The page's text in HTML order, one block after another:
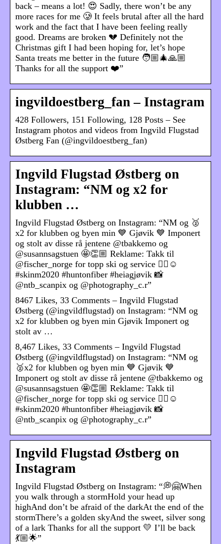
back – means a lot! 😍 Sadly, there won’t be any
more races for me 🥲 It feels brutal after all the hard
work and the fact that I have been feeling really
good. Dreams are broken 💔 Definitely not the
Christmas gift I had been hoping for, let’s hope
Santa treats me better in the future 🧑🏼‍🎄🙏🏼
Thanks for all the support ❤️”
ingvildoestberg_fan – Instagram
428 Followers, 151 Following, 128 Posts – See
Instagram photos and videos from Ingvild Flugstad
Østberg Fan (@ingvildoestberg_fan)
Ingvild Flugstad Østberg on
Instagram: “NM og x2 for
klubben …
Ingvild Flugstad Østberg on Instagram: “NM og 🥈
x2 for klubben og byen min 💙 Gjøvik 💙 Imponert
og stolt av disse rå jentene @tbakkemo og
@susannsagstuen 🤩👏🏼 Reklame: Takk til
@fischer_norge for topp ski og service 👌🏼☺️
#skinm2020 #huntonfiber #heiagjøvik 📸
@ntb_scanpix og @photography_c.r”
8467 Likes, 33 Comments – Ingvild Flugstad
Østberg (@ingvildflugstad) on Instagram: “NM og
x2 for klubben og byen min Gjøvik Imponert og
stolt av …
8,467 Likes, 33 Comments – Ingvild Flugstad
Østberg (@ingvildflugstad) on Instagram: “NM og
🥈x2 for klubben og byen min 💙 Gjøvik 💙
Imponert og stolt av disse rå jentene @tbakkemo og
@susannsagstuen 🤩👏🏼 Reklame: Takk til
@fischer_norge for topp ski og service 👌🏼☺️
#skinm2020 #huntonfiber #heiagjøvik 📸
@ntb_scanpix og @photography_c.r”
Ingvild Flugstad Østberg on
Instagram
Ingvild Flugstad Østberg on Instagram: “💭🤗When
you walk through a stormHold your head up
highAnd don’t be afraid of the darkAt the end of the
stormThere’s a golden skyAnd the sweet, silver song
of a lark Thanks for all the support 💛 I’ll be back
💃🏼🌟”